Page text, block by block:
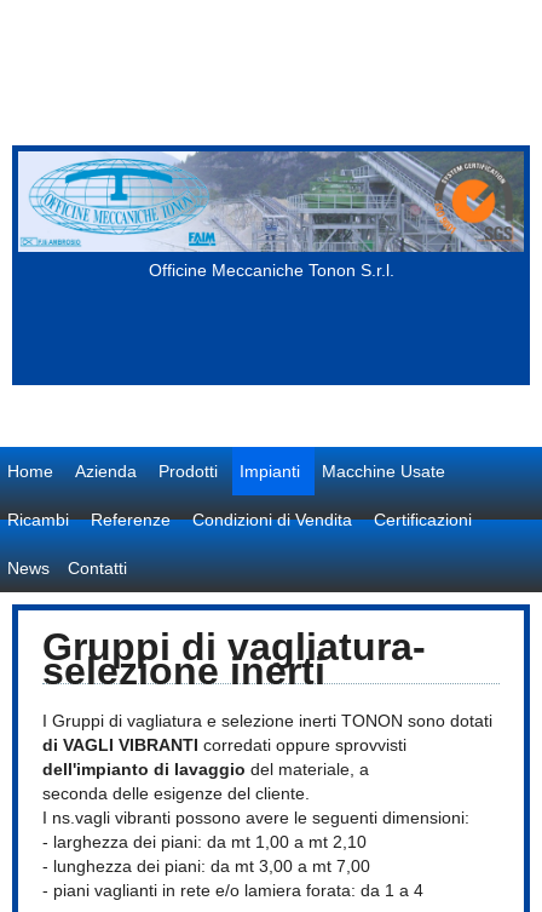
Officine Meccaniche Tonon S.r.l.
Home Azienda Prodotti Impianti Macchine Usate
Ricambi Referenze Condizioni di Vendita Certificazioni
News Contatti
Gruppi di vagliatura-
selezione inerti
I Gruppi di vagliatura e selezione inerti TONON sono dotati
di VAGLI VIBRANTI corredati oppure sprovvisti
dell'impianto di lavaggio del materiale, a
seconda delle esigenze del cliente.
I ns.vagli vibranti possono avere le seguenti dimensioni:
- larghezza dei piani: da mt 1,00 a mt 2,10
- lunghezza dei piani: da mt 3,00 a mt 7,00
- piani vaglianti in rete e/o lamiera forata: da 1 a 4